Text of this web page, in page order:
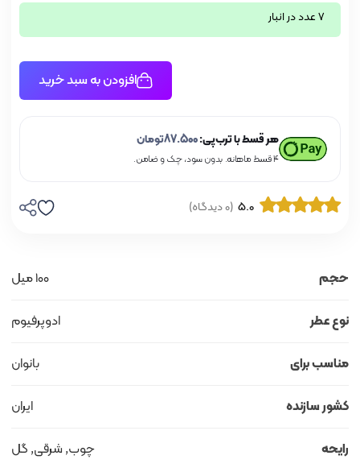
حجم 100 میل
نوع عطر ادوپرفیوم
مناسب برای بانوان
کشور سازنده ایران
رایحه چوب, شرقی, گل
7 عدد در انبار
افزودن به سبد خرید
هر قسط با ترب‌پی:87.500تومان
۴ قسط ماهانه. بدون سود، چک و ضامن.
5.0 (0 دیدگاه)